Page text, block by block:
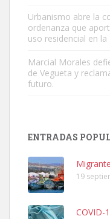
Leales.org » Gran
Leales.org » Gran Canaria
Urbanismo abre la
ordenanza que
uso residencial en
Marcial Morales
de Vegueta y
futuro.
ENTRADAS
19
COVID-